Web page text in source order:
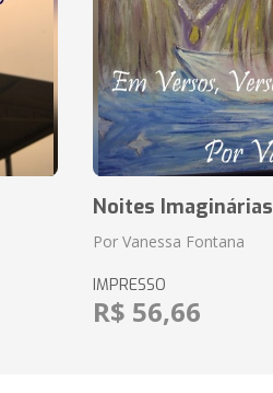
Noites Imaginárias
Por Vanessa Fontana
IMPRESSO
R$ 56,66